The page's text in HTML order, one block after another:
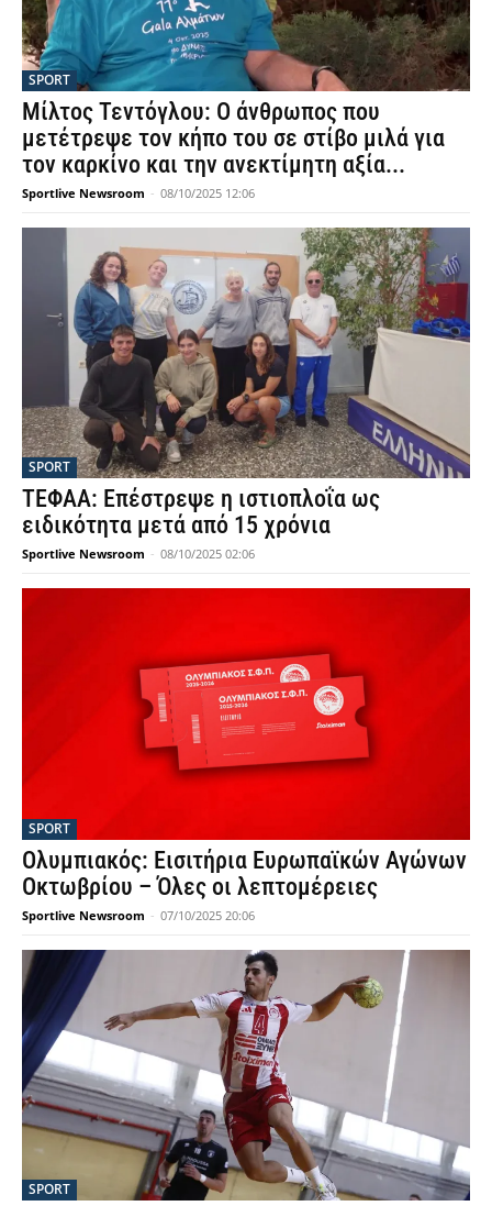
SPORT
Μίλτος Τεντόγλου: Ο άνθρωπος που
μετέτρεψε τον κήπο του σε στίβο μιλά για
τον καρκίνο και την ανεκτίμητη αξία...
Sportlive Newsroom - 08/10/2025 12:06
SPORT
ΤΕΦΑΑ: Επέστρεψε η ιστιοπλοΐα ως
ειδικότητα μετά από 15 χρόνια
Sportlive Newsroom - 08/10/2025 02:06
SPORT
Ολυμπιακός: Εισιτήρια Ευρωπαϊκών Αγώνων
Οκτωβρίου – Όλες οι λεπτομέρειες
Sportlive Newsroom - 07/10/2025 20:06
SPORT